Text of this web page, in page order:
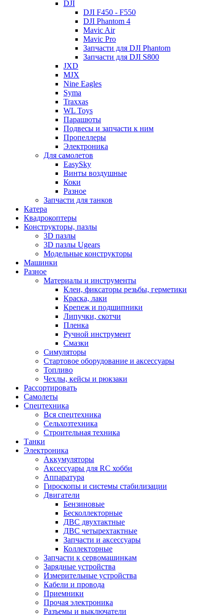
DJI
DJI F450 - F550
DJI Phantom 4
Mavic Air
Mavic Pro
Запчасти для DJI Phantom
Запчасти для DJI S800
JXD
MJX
Nine Eagles
Syma
Traxxas
WL Toys
Парашюты
Подвесы и запчасти к ним
Пропеллеры
Электроника
Для самолетов
EasySky
Винты воздушные
Коки
Разное
Запчасти для танков
Катера
Квадрокоптеры
Конструкторы, пазлы
3D пазлы
3D пазлы Ugears
Модельные конструкторы
Машинки
Разное
Материалы и инструменты
Клеи, фиксаторы резьбы, герметики
Краска, лаки
Крепеж и подшипники
Липучки, скотчи
Пленка
Ручной инструмент
Смазки
Симуляторы
Стартовое оборудование и аксессуары
Топливо
Чехлы, кейсы и рюкзаки
Рассортировать
Самолеты
Спецтехника
Вся спецтехника
Сельхозтехника
Строительная техника
Танки
Электроника
Аккумуляторы
Аксессуары для RC хобби
Аппаратура
Гироскопы и системы стабилизации
Двигатели
Бензиновые
Бесколлекторные
ДВС двухтактные
ДВС четырехтактные
Запчасти и аксессуары
Коллекторные
Запчасти к сервомашинкам
Зарядные устройства
Измерительные устройства
Кабели и провода
Приемники
Прочая электроника
Разъемы и выключатели